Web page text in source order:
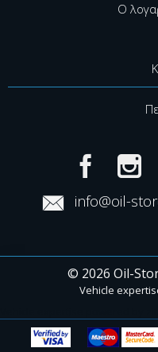
Ο
info@oil-
© 2026 Oil-
Vehicle